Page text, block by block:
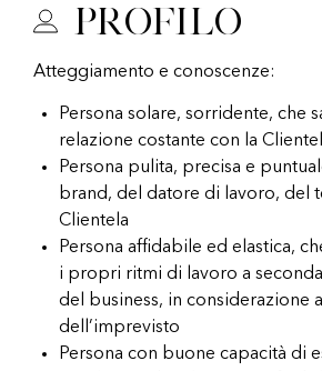
Profilo
Atteggiamento e conoscenze:
Persona solare, sorridente, che
relazione costante con la
Persona pulita, precisa e
brand, del datore di lavoro, del
Clientela
Persona affidabile ed elastica,
i propri ritmi di lavoro a
del business, in considerazione
dell’imprevisto
Persona con buone capacità di